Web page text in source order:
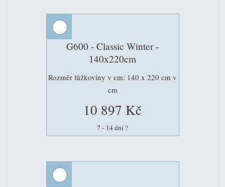
G600 - Classic Winter -
140x220cm
Rozměr lůžkoviny v cm: 140 x 220 cm v
cm
10 897 Kč
7 - 14 dní ?